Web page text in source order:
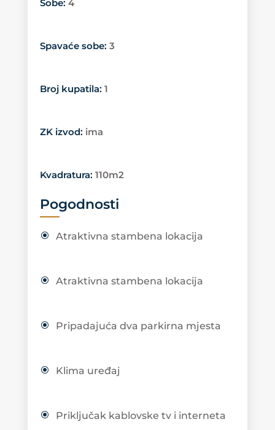
Sobe: 4
Spavaće sobe: 3
Broj kupatila: 1
ZK izvod: ima
Kvadratura: 110m2
Pogodnosti
Atraktivna stambena lokacija
Atraktivna stambena lokacija
Pripadajuća dva parkirna mjesta
Klima uređaj
Priključak kablovske tv i interneta